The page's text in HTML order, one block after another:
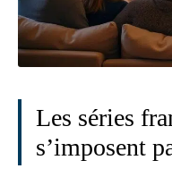
Les séries
s’imposent